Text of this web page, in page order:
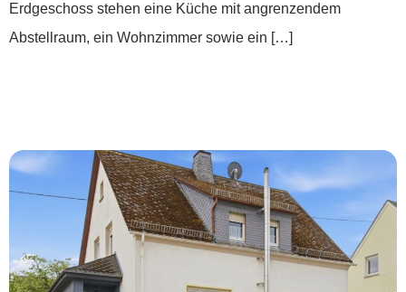
Erdgeschoss stehen eine Küche mit angrenzendem
Abstellraum, ein Wohnzimmer sowie ein […]